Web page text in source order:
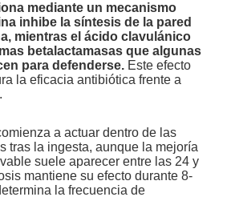
mediante un mecanismo
inhibe la síntesis de la pared
mientras el ácido clavulánico
betalactamasas que algunas
para defenderse. Este efecto
la eficacia antibiótica frente a
a actuar dentro de las
tras la ingesta, aunque la mejoría
suele aparecer entre las 24 y
mantiene su efecto durante 8-
la frecuencia de